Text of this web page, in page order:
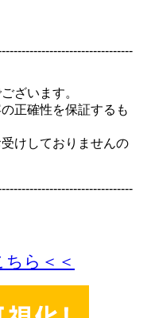
ざいます。
正確性を保証するも
けしておりませんの
ちら＜＜